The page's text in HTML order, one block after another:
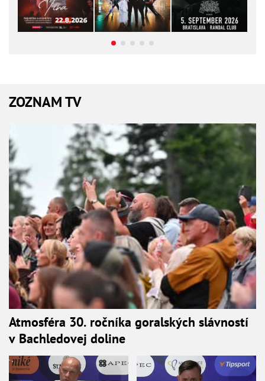
ZOZNAM TV
Atmosféra 30. ročníka goralských slávností
v Bachledovej doline